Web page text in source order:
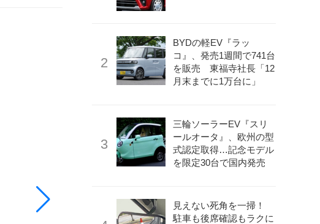
BYDの軽EV『ラッ
コ』、発売1週間で741台
を販売 東福寺社長「12
月末までに1万台に」
三輪ソーラーEV『スリ
ールオータ』、欧州の型
式認定取得…記念モデル
を限定30台で国内発売
見えない死角を一掃！
駐車も後席確認もラクに